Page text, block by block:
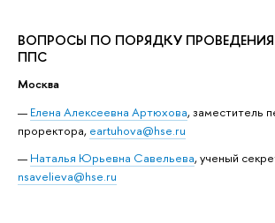
ВОПРОСЫ ПО ПОРЯДКУ
ППС
Москва
Елена Алексеевна Артюхова, заместитель
проректора, eartuhova@hse.ru
Наталья Юрьевна Савельева, ученый
nsavelieva@hse.ru